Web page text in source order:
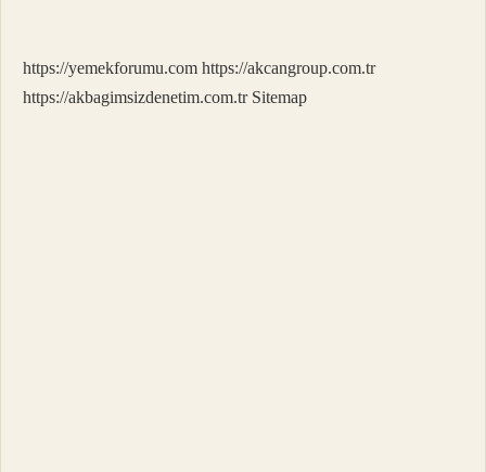
https://yemekforumu.com https://akcangroup.com.tr
https://akbagimsizdenetim.com.tr Sitemap